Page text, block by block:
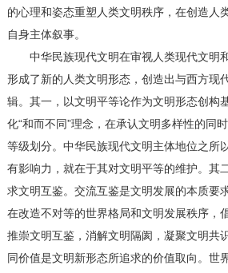
的心理和姿态重塑人类文明秩序，在创造人
自身主体叙事。
中华民族现代文明在审视人类现代文明和
形成了新的人类文明形态，创造出与西方现
辑。其一，以文明平等论作为文明形态创构
化“和而不同”理念，在承认文明多样性的同
等级划分。中华民族现代文明主体地位之所
有影响力，就在于其对文明平等的维护。其
求文明互鉴。交流互鉴是文明发展的本质要
在改造不对等的世界格局和文明发展秩序，
推崇文明互鉴，消解文明隔阂，凝聚文明共
同价值是文明新形态所追求的价值取向。世